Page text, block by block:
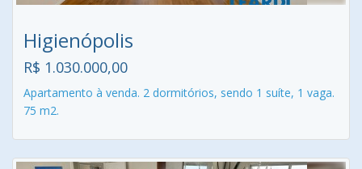
Higienópolis
R$ 1.030.000,00
Apartamento à venda. 2 dormitórios, sendo 1 suíte, 1 vaga.
75 m2.